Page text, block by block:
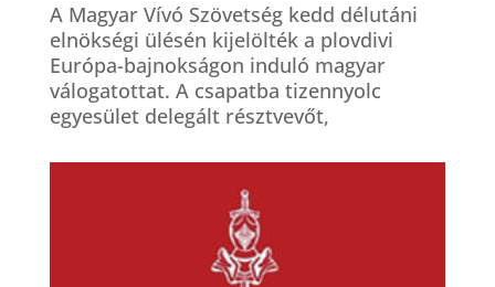
A Magyar Vívó Szövetség kedd délutáni
elnökségi ülésén kijelölték a plovdivi
Európa-bajnokságon induló magyar
válogatottat. A csapatba tizennyolc
egyesület delegált résztvevőt,